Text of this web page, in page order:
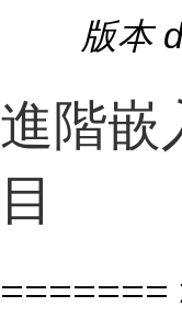
版本
進階嵌
目